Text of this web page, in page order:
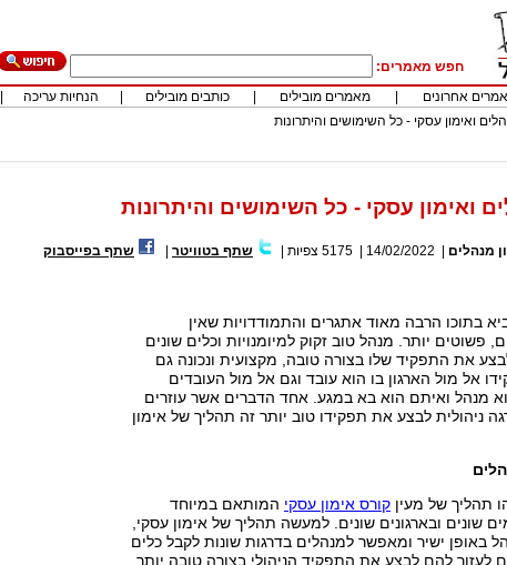
חפש מאמרים:
אחרונים מאמרים מובילים כותבים מובילים הנחיות עריכה
ואימון עסקי - כל השימושים והיתרונות
ואימון עסקי - כל השימושים והיתרונות
מנהלים 14/02/2022
5175 צפיות שתף בטוויטר שתף בפייסבוק
בתוכו הרבה מאוד אתגרים והתמודדויות שאין
פשוטים יותר. מנהל טוב זקוק למיומנויות וכלים שונים
את התפקיד שלו בצורה טובה, מקצועית ונכונה גם
אל מול הארגון בו הוא עובד וגם אל מול העובדים
מנהל ואיתם הוא בא במגע. אחד הדברים אשר עוזרים
ניהולית לבצע את תפקידו טוב יותר זה תהליך של אימון
תהליך של מעין קורס אימון עסקי המותאם במיוחד
שונים ובארגונים שונים. למעשה תהליך של אימון עסקי,
באופן ישיר ומאפשר למנהלים בדרגות שונות לקבל כלים
לעזור להם לבצע את התפקיד הניהולי בצורה טובה יותר.